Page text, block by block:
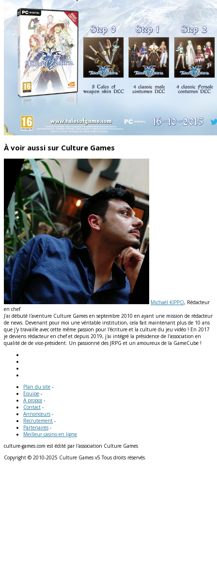
À voir aussi sur Culture Games
Michaël KIPPO, Rédacteur
en chef
J'ai débuté l'aventure Culture Games en septembre 2010 en ayant une mission de rédacteur
de news. Devenant pour moi une véritable institution, cela fait maintenant plus de 10 ans
que j'y travaille avec cette même passion pour l'écriture et la culture du jeu vidéo ! En 2017
je deviens rédacteur en chef et depuis 2019, j'ai intégré la présidence de l'association en
qualité de de vice-président. Un passionné des JRPG et un amoureux de la GameCube !
Plan du site -
Equipe -
A propos -
Contact -
Annonceurs -
Recrutement -
Partenaires -
Meilleur casino en ligne
culture-games.com est édité par l'association Culture Games
Copyright © 2010-2025 Culture Games v5 Tous droits réservés.